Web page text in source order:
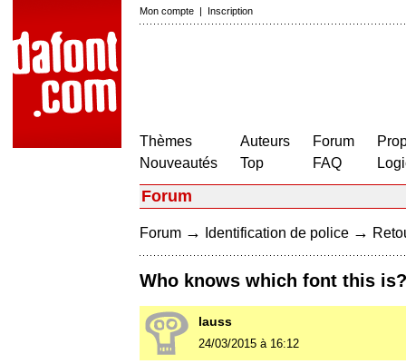
Mon compte | Inscription
Thèmes
Nouveautés
Auteurs
Top
Forum
FAQ
Forum
Forum → Identification de police →
Who knows which font this is?
lauss
24/03/2015 à 16:12